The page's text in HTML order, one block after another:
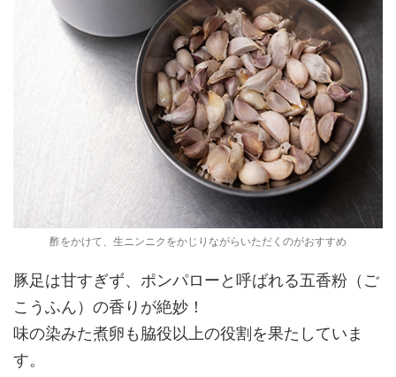
酢をかけて、生ニンニクをかじりながらいただくのがおすすめ
豚足は甘すぎず、ポンパローと呼ばれる五香粉（ご
こうふん）の香りが絶妙！
味の染みた煮卵も脇役以上の役割を果たしていま
す。